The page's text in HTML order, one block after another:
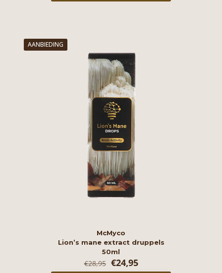
AANBIEDING
McMyco
Lion’s mane extract druppels
50ml
€28,95 Oorspronkelijke
€24,95Huidige